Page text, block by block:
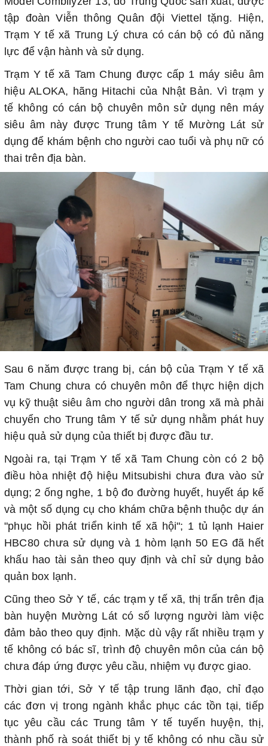
tập đoàn Viễn thông Quân đội Viettel tặng. Hiện,
Trạm Y tế xã Trung Lý chưa có cán bộ có đủ năng
lực để vận hành và sử dụng.
Trạm Y tế xã Tam Chung được cấp 1 máy siêu âm
hiệu ALOKA, hãng Hitachi của Nhật Bản. Vì trạm y
tế không có cán bộ chuyên môn sử dụng nên máy
siêu âm này được Trung tâm Y tế Mường Lát sử
dụng để khám bệnh cho người cao tuổi và phụ nữ có
thai trên địa bàn.
Sau 6 năm được trang bị, cán bộ của Trạm Y tế xã
Tam Chung chưa có chuyên môn để thực hiện dịch
vụ kỹ thuật siêu âm cho người dân trong xã mà phải
chuyển cho Trung tâm Y tế sử dụng nhằm phát huy
hiệu quả sử dụng của thiết bị được đầu tư.
Ngoài ra, tại Trạm Y tế xã Tam Chung còn có 2 bộ
điều hòa nhiệt độ hiệu Mitsubishi chưa đưa vào sử
dụng; 2 ống nghe, 1 bộ đo đường huyết, huyết áp kế
và một số dụng cụ cho khám chữa bệnh thuộc dự án
"phục hồi phát triển kinh tế xã hội"; 1 tủ lạnh Haier
HBC80 chưa sử dụng và 1 hòm lạnh 50 EG đã hết
khấu hao tài sản theo quy định và chỉ sử dụng bảo
quản box lạnh.
Cũng theo Sở Y tế, các trạm y tế xã, thị trấn trên địa
bàn huyện Mường Lát có số lượng người làm việc
đảm bảo theo quy định. Mặc dù vậy rất nhiều trạm y
tế không có bác sĩ, trình độ chuyên môn của cán bộ
chưa đáp ứng được yêu cầu, nhiệm vụ được giao.
Thời gian tới, Sở Y tế tập trung lãnh đạo, chỉ đạo
các đơn vị trong ngành khắc phục các tồn tại, tiếp
tục yêu cầu các Trung tâm Y tế tuyến huyện, thị,
thành phố rà soát thiết bị y tế không có nhu cầu sử